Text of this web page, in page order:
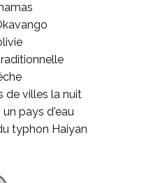
de villes la nuit
un pays d'eau
typhon Haiyan